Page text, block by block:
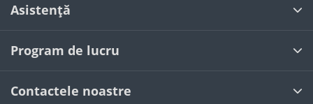
Asistență
Program de lucru
Contactele noastre